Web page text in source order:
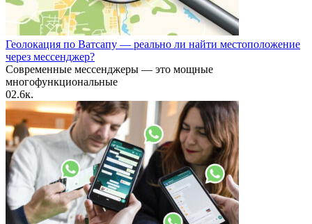
Геолокация по Ватсапу — реально ли найти местоположение
через мессенджер?
Современные мессенджеры — это мощные
многофункциональные
02.6к.